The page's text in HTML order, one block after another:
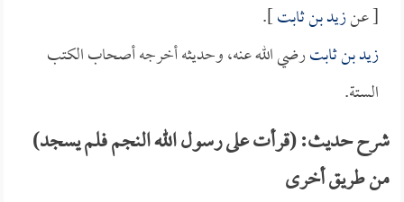
[ عنزيد بن ثابت].
زيد بن ثابترضي الله عنه، وحديثه أخرجه أصحاب الكتب
الستة.
شرح حديث: (قرأت على رسول الله النجم فلم يسجد)
من طريق أخرى